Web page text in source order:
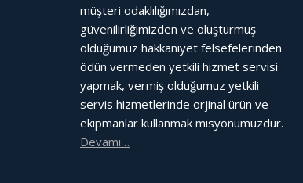
müşteri odaklılığımızdan,
güvenilirliğimizden ve oluşturmuş
olduğumuz hakkaniyet felsefelerinden
ödün vermeden yetkili hizmet servisi
yapmak, vermiş olduğumuz yetkili
servis hizmetlerinde orjinal ürün ve
ekipmanlar kullanmak misyonumuzdur.
Devamı…